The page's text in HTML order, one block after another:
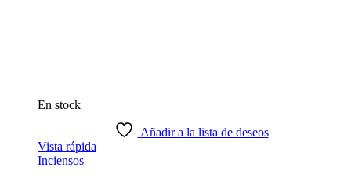
En stock
Añadir a la lista de deseos
Vista rápida
Inciensos